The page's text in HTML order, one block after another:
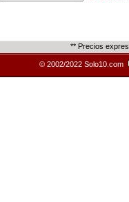
** Precios
© 2002/2022 Solo10.com